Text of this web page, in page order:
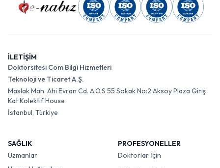
İLETİŞİM
Doktorsitesi Com Bilgi Hizmetleri
Teknoloji ve Ticaret A.Ş.
Maslak Mah. Ahi Evran Cd. A.O.S 55 Sokak No:2 Aksoy Plaza Giriş
Kat Kolektif House
İstanbul, Türkiye
SAĞLIK
Uzmanlar
PROFESYONELLER
Doktorlar İçin